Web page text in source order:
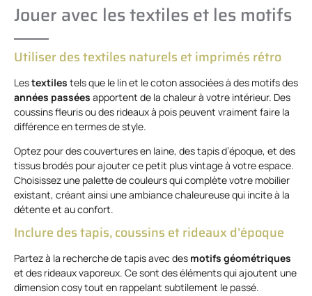
Jouer avec les textiles et les motifs
Utiliser des textiles naturels et imprimés rétro
Lestextiles tels que le lin et le coton associées à des motifs des
années passées apportent de la chaleur à votre intérieur. Des
coussins fleuris ou des rideaux à pois peuvent vraiment faire la
différence en termes de style.
Optez pour des couvertures en laine, des tapis d’époque, et des
tissus brodés pour ajouter ce petit plus vintage à votre espace.
Choisissez une palette de couleurs qui complète votre mobilier
existant, créant ainsi une ambiance chaleureuse qui incite à la
détente et au confort.
Inclure des tapis, coussins et rideaux d’époque
Partez à la recherche de tapis avec des motifs géométriques
et des rideaux vaporeux. Ce sont des éléments qui ajoutent une
dimension cosy tout en rappelant subtilement le passé.